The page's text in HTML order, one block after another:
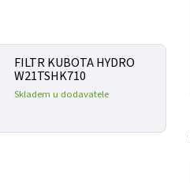
FILTR KUBOTA HYDRO
W21TSHK710
Skladem u dodavatele